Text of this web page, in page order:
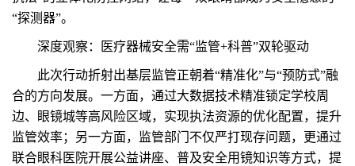
“探测器”。
深度观察：医疗器械安全需“监管+科普”双轮驱动
此次行动折射出基层监管正朝着“精准化”与“预防式”融
合的方向发展。一方面，通过大数据技术精准锁定学校周
边、眼镜城等高风险区域，实现执法资源的优化配置，提升
监管效率；另一方面，监管部门不仅严打现存问题，更通过
联合眼科医院开展公益讲座、普及安全用镜知识等方式，提